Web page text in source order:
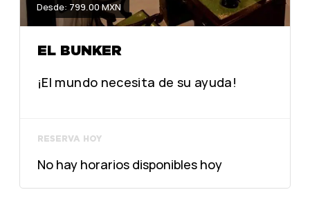
Desde: 799.00 MXN
EL BUNKER
¡El mundo necesita de su ayuda!
RESERVA HOY
No hay horarios disponibles hoy